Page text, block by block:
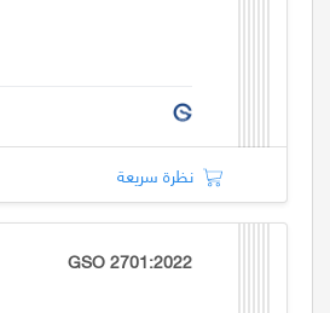
نظرة سريعة
GSO 2701:2022